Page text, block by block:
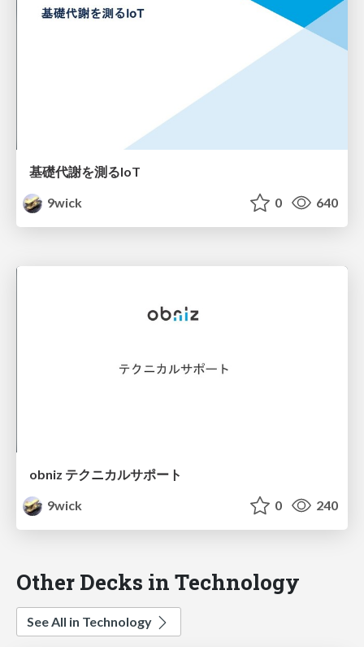
基礎代謝を測るIoT
9wick
0 640
obniz テクニカルサポート
9wick
0 240
Other Decks in Technology
See All in Technology